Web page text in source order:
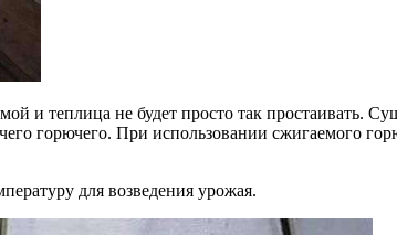
и теплица не будет просто так простаивать.
горючего. При использовании сжигаемого
для возведения урожая.